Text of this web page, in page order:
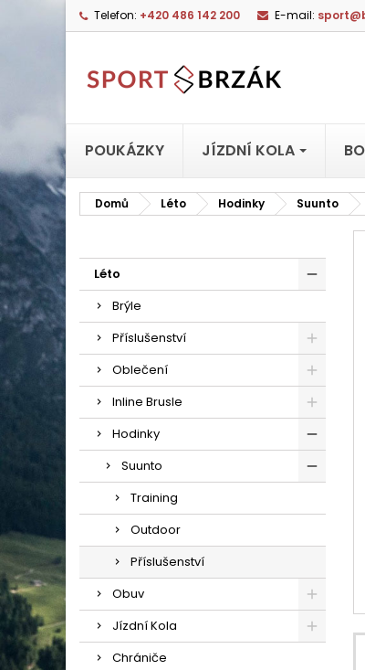
Telefon: +420 486 142 200 E-mail:
POUKÁZKY JÍZDNÍ KOLA
Domů Léto Hodinky Suunto
Léto
Brýle
Příslušenství
Oblečení
Inline Brusle
Hodinky
Suunto
Training
Outdoor
Příslušenství
Obuv
Jízdní Kola
Chrániče